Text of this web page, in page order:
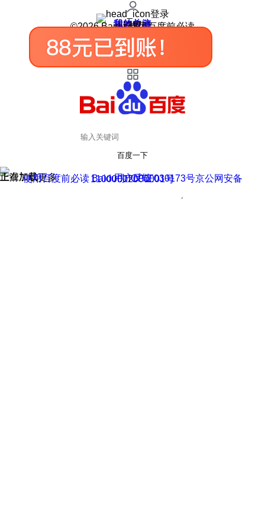
登录
我的关注
我的收藏
皮肤中心
用户反馈
设置
©2026 Baidu 使用百度前必读
百度一下
正在加载
上滑加载更多 用户反馈
使用百度前必读 Baidu 京ICP证030173号
京公网安备11000002000001号